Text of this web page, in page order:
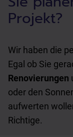
Projekt?
Wir haben die
Egal ob Sie
Renovierungen
oder den
aufwerten
Richtige.